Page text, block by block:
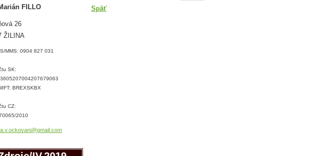
Späť
FILLO
26
ŽILINA
MMS: 0904 827 031
SK:
BREXSKBX
CZ:
2010
v.ockovani@gmail .com